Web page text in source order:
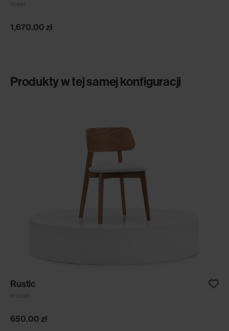
hoker
1,670.00 zł
Produkty w tej samej konfiguracji
Rustic
krzesło
650.00 zł